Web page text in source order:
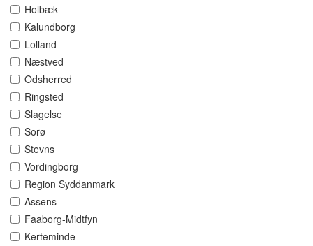
Holbæk
Kalundborg
Lolland
Næstved
Odsherred
Ringsted
Slagelse
Sorø
Stevns
Vordingborg
Region Syddanmark
Assens
Faaborg-Midtfyn
Kerteminde